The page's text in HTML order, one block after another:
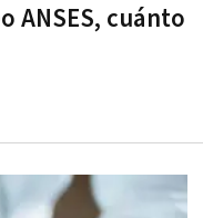
ANSES, cuánto